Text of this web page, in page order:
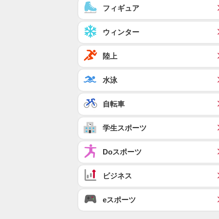
フィギュア
ウィンター
陸上
水泳
自転車
学生スポーツ
Doスポーツ
ビジネス
eスポーツ